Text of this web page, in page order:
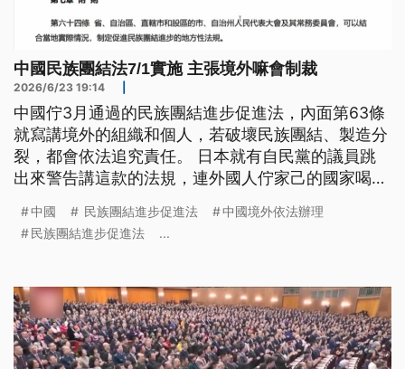
中國民族團結法7/1實施 主張境外嘛會制裁
2026/6/23 19:14
中國佇3月通過的民族團結進步促進法，內面第63條
就寫講境外的組織和個人，若破壞民族團結、製造分
裂，都會依法追究責任。 日本就有自民黨的議員跳
出來警告講這款的法規，連外國人佇家己的國家喝一
德表示，無任何國家會當激外外，跨國鎮壓已經是民
主國家的共同挑戰。（新聞標題、導言為台語文）
中國 民族團結進步促進法
中國境外依法辦理
民族團結進步促進法
...